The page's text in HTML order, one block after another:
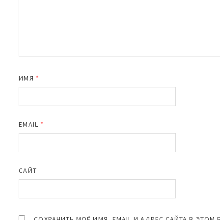
ИМЯ *
EMAIL *
САЙТ